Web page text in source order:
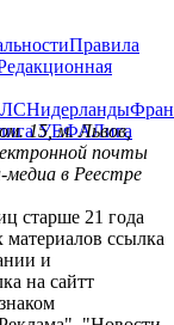
Правила
Нидерланды
УЕФАЛига
15, м. Львов,
почты
в Реестре
старше 21 года
ссылка
и
на сайтт